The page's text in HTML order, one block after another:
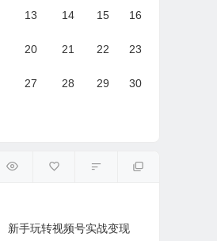
13 14 15 16
20 21 22 23
27 28 29 30
新手玩转视频号实战变现